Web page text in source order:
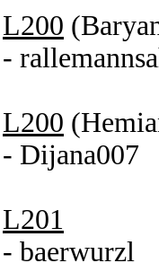
L200
-
L200
- Dijana007
L201
- baerwurzl